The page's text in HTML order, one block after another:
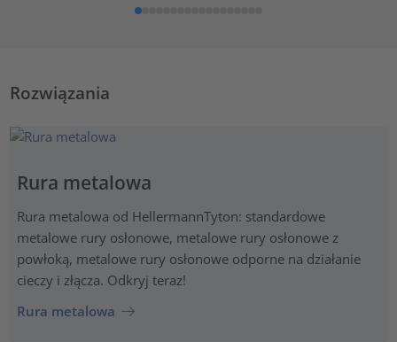
Rozwiązania
Rura metalowa
Rura metalowa od HellermannTyton: standardowe
metalowe rury osłonowe, metalowe rury osłonowe z
powłoką, metalowe rury osłonowe odporne na działanie
cieczy i złącza. Odkryj teraz!
Rura metalowa